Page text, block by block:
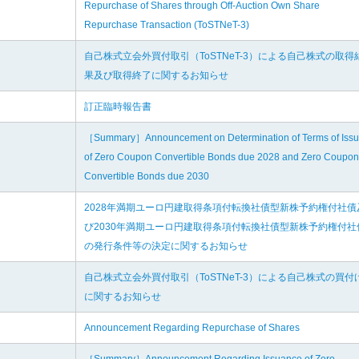
Repurchase of Shares through Off-Auction Own Share
Repurchase Transaction (ToSTNeT-3)
自己株式立会外買付取引（ToSTNeT-3）による自己株式の取得
果及び取得終了に関するお知らせ
訂正臨時報告書
［Summary］Announcement on Determination of Terms of
of Zero Coupon Convertible Bonds due 2028 and Zero Coupon
Convertible Bonds due 2030
2028年満期ユーロ円建取得条項付転換社債型新株予約権付社債
び2030年満期ユーロ円建取得条項付転換社債型新株予約権付社
の発行条件等の決定に関するお知らせ
自己株式立会外買付取引（ToSTNeT-3）による自己株式の買付
に関するお知らせ
Announcement Regarding Repurchase of Shares